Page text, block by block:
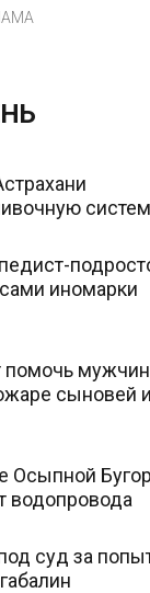
иномарки
помочь
сыновей и
Осыпной Бугор
водопровода
суд за